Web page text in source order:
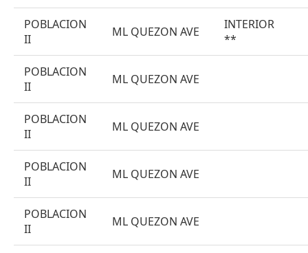
POBLACION
II
ML QUEZON AVE
INTERIOR
**
POBLACION
II
ML QUEZON AVE
POBLACION
II
ML QUEZON AVE
POBLACION
II
ML QUEZON AVE
POBLACION
II
ML QUEZON AVE